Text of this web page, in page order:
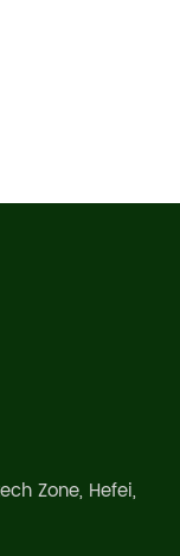
Zone, Hefei,